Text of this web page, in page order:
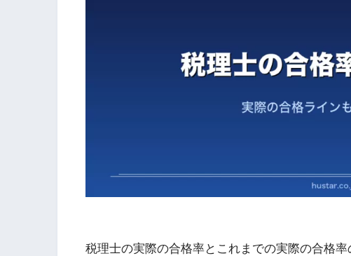
税理士の実際の合格率とこれまでの実際の合格